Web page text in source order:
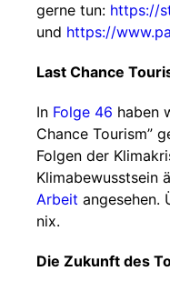
gerne tun: https://
und https://
Last Chance
In Folge 46 haben
Chance Tourism”
Folgen der
Klimabewusstsein
Arbeit angesehen.
nix.
Die Zukunft des